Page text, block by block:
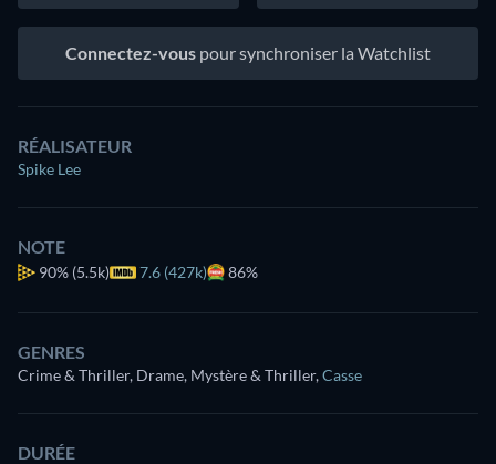
Connectez-vous pour synchroniser la Watchlist
RÉALISATEUR
Spike Lee
NOTE
90% (5.5k) 7.6 (427k) 86%
GENRES
Crime & Thriller, Drame, Mystère & Thriller,Casse
DURÉE